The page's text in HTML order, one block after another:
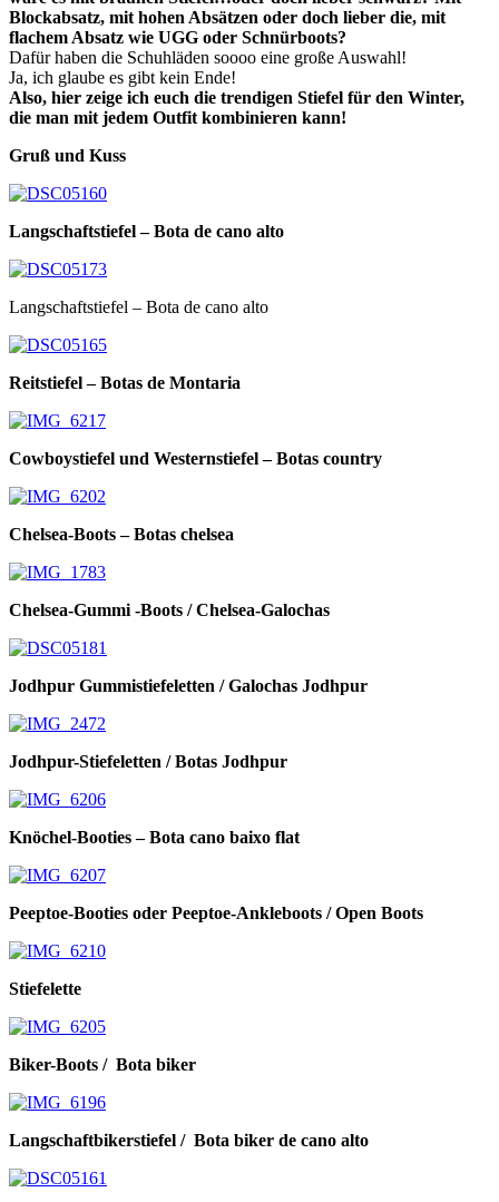
Blockabsatz, mit hohen Absätzen oder doch lieber die, mit
flachem Absatz wie UGG oder Schnürboots?
Dafür haben die Schuhläden soooo eine große Auswahl!
Ja, ich glaube es gibt kein Ende!
Also, hier zeige ich euch die trendigen Stiefel für den Winter,
die man mit jedem Outfit kombinieren kann!
Gruß und Kuss
Langschaftstiefel – Bota de cano alto
Langschaftstiefel – Bota de cano alto
Reitstiefel – Botas de Montaria
Cowboystiefel und Westernstiefel – Botas country
Chelsea-Boots – Botas chelsea
Chelsea-Gummi -Boots / Chelsea-Galochas
Jodhpur Gummistiefeletten / Galochas Jodhpur
Jodhpur-Stiefeletten / Botas Jodhpur
Knöchel-Booties – Bota cano baixo flat
Peeptoe-Booties oder Peeptoe-Ankleboots / Open Boots
Stiefelette
Biker-Boots / Bota biker
Langschaftbikerstiefel / Bota biker de cano alto